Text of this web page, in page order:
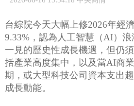
台綜院今天大幅上修2026年經
9.33%，認為人工智慧（AI）
一見的歷史性成長機遇，但仍
括產業高度集中，以及當AI商
期，或大型科技公司資本支出
成長動能。